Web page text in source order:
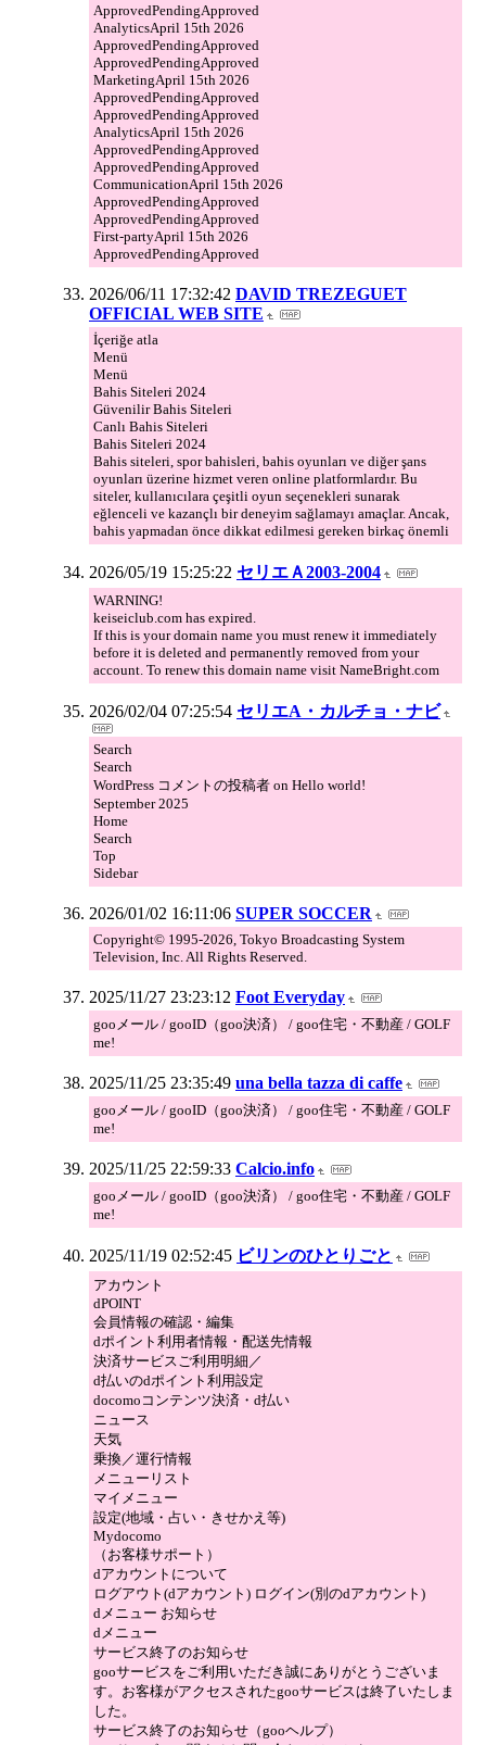
ApprovedPendingApproved
AnalyticsApril 15th 2026
ApprovedPendingApproved
ApprovedPendingApproved
MarketingApril 15th 2026
ApprovedPendingApproved
ApprovedPendingApproved
AnalyticsApril 15th 2026
ApprovedPendingApproved
ApprovedPendingApproved
CommunicationApril 15th 2026
ApprovedPendingApproved
ApprovedPendingApproved
First-partyApril 15th 2026
ApprovedPendingApproved
2026/06/11 17:32:42 DAVID TREZEGUET
OFFICIAL WEB SITE
İçeriğe atla
Menü
Menü
Bahis Siteleri 2024
Güvenilir Bahis Siteleri
Canlı Bahis Siteleri
Bahis Siteleri 2024
Bahis siteleri, spor bahisleri, bahis oyunları ve diğer şans
oyunları üzerine hizmet veren online platformlardır. Bu
siteler, kullanıcılara çeşitli oyun seçenekleri sunarak
eğlenceli ve kazançlı bir deneyim sağlamayı amaçlar. Ancak,
bahis yapmadan önce dikkat edilmesi gereken birkaç önemli
2026/05/19 15:25:22 セリエＡ2003-2004
WARNING!
keiseiclub.com has expired.
If this is your domain name you must renew it immediately
before it is deleted and permanently removed from your
account. To renew this domain name visit NameBright.com
2026/02/04 07:25:54 セリエA・カルチョ・ナビ
Search
Search
WordPress コメントの投稿者 on Hello world!
September 2025
Home
Search
Top
Sidebar
2026/01/02 16:11:06 SUPER SOCCER
Copyright© 1995-2026, Tokyo Broadcasting System
Television, Inc. All Rights Reserved.
2025/11/27 23:23:12 Foot Everyday
gooメール / gooID（goo決済） / goo住宅・不動産 / GOLF
me!
2025/11/25 23:35:49 una bella tazza di caffe
gooメール / gooID（goo決済） / goo住宅・不動産 / GOLF
me!
2025/11/25 22:59:33 Calcio.info
gooメール / gooID（goo決済） / goo住宅・不動産 / GOLF
me!
2025/11/19 02:52:45 ビリンのひとりごと
アカウント
dPOINT
会員情報の確認・編集
dポイント利用者情報・配送先情報
決済サービスご利用明細／
d払いのdポイント利用設定
docomoコンテンツ決済・d払い
ニュース
天気
乗換／運行情報
メニューリスト
マイメニュー
設定(地域・占い・きせかえ等)
Mydocomo
（お客様サポート）
dアカウントについて
ログアウト(dアカウント) ログイン(別のdアカウント)
dメニュー お知らせ
dメニュー
サービス終了のお知らせ
gooサービスをご利用いただき誠にありがとうございま
す。お客様がアクセスされたgooサービスは終了いたしま
した。
サービス終了のお知らせ（gooヘルプ）